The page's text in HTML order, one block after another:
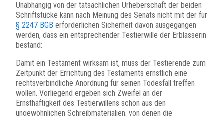
Unabhängig von der tatsächlichen Urheberschaft der beiden
Schriftstücke kann nach Meinung des Senats nicht mit der für
§ 2247 BGB erforderlichen Sicherheit davon ausgegangen
werden, dass ein entsprechender Testierwille der Erblasserin
bestand:
Damit ein Testament wirksam ist, muss der Testierende zum
Zeitpunkt der Errichtung des Testaments ernstlich eine
rechtsverbindliche Anordnung für seinen Todesfall treffen
wollen. Vorliegend ergeben sich Zweifel an der
Ernsthaftigkeit des Testierwillens schon aus den
ungewöhnlichen Schreibmaterialien, von denen die